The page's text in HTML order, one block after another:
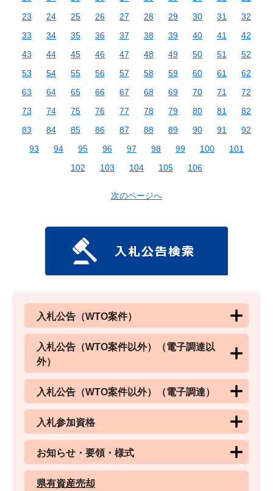
23
24 25 26 27 28 29 30 31
32
33
34 35 36 37 38 39 40 41
42
43
44 45 46 47 48 49 50 51
52
53
54 55 56 57 58 59 60 61
62
63
64 65 66 67 68 69 70 71
72
73
74 75 76 77 78 79 80 81
82
83
84 85 86 87 88 89 90 91
92
93
94 95 96 97 98 99 100
101
102
103 104 105 106
次のページへ
入札公告（WTO案件）
入札公告（WTO案件以外）（電子調達以
外）
入札公告（WTO案件以外）（電子調達）
入札参加資格
お知らせ・要領・様式
県有資産売却